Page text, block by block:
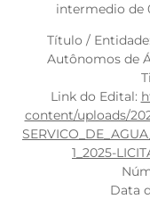
intermedio de
Título /
Autônomos de
Link do Edital:
content/uploads/
1_2025-
Data